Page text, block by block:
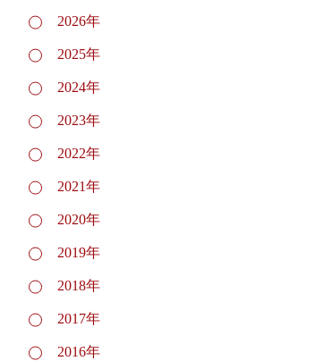
2026年
2025年
2024年
2023年
2022年
2021年
2020年
2019年
2018年
2017年
2016年